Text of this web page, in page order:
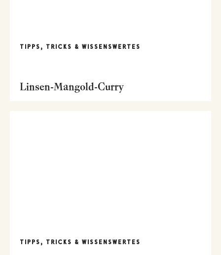
TIPPS, TRICKS & WISSENSWERTES
Linsen-Mangold-Curry
TIPPS, TRICKS & WISSENSWERTES